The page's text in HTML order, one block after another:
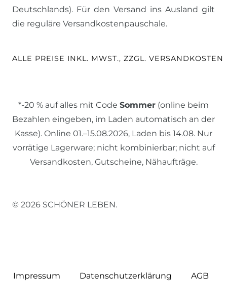
Deutschlands). Für den Versand ins Ausland gilt
die reguläre Versandkostenpauschale.
ALLE PREISE INKL. MWST., ZZGL. VERSANDKOSTEN
*-20 % auf alles mit Code Sommer (online beim
Bezahlen eingeben, im Laden automatisch an der
Kasse). Online 01.–15.08.2026, Laden bis 14.08. Nur
vorrätige Lagerware; nicht kombinierbar; nicht auf
Versandkosten, Gutscheine, Nähaufträge.
© 2026 SCHÖNER LEBEN.
Impressum Daten­schutz­erklärung AGB